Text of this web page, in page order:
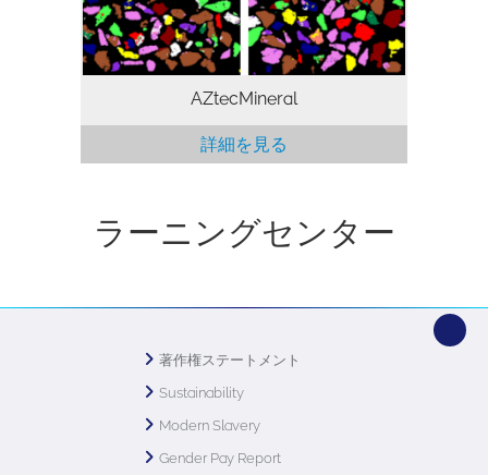
ます。 オックスフォード・インストゥル
メンツの最大4台まで搭載可能な大面積
SDD検出器（Ultim…
AZtecMineral
詳細を見る
ラーニングセンター
著作権ステートメント
Sustainability
Modern Slavery
Gender Pay Report